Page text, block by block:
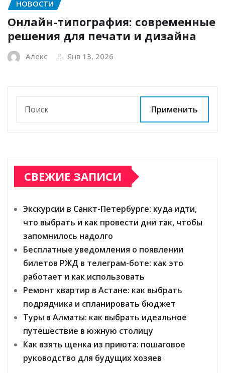
НОВОСТИ
Онлайн-типография: современные
решения для печати и дизайна
Алекс Янв 13, 2026
Применить
СВЕЖИЕ ЗАПИСИ
Экскурсии в Санкт-Петербурге: куда идти,
что выбрать и как провести дни так, чтобы
запомнилось надолго
Бесплатные уведомления о появлении
билетов РЖД в телеграм-боте: как это
работает и как использовать
Ремонт квартир в Астане: как выбрать
подрядчика и спланировать бюджет
Туры в Алматы: как выбрать идеальное
путешествие в южную столицу
Как взять щенка из приюта: пошаговое
руководство для будущих хозяев